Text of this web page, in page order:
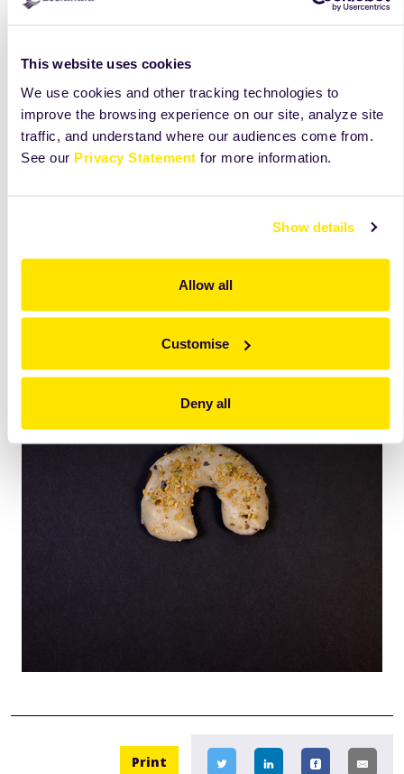
This website uses cookies
We use cookies and other tracking technologies to
improve the browsing experience on our site, analyze site
traffic, and understand where our audiences come from.
See our Privacy Statement for more information.
Show details
Allow all
Customise
Deny all
tapetată cu hârtie de copt, cu ajutorul unui poș prevăzut
timp de 7-8 minute.
Crema de ciocolată
Se încălzește Chocolatier Profi Nero și se încorporează
în Rosette spumată.
Glazura și décor
Print